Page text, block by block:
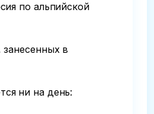
по альпийской
в
ни на день: